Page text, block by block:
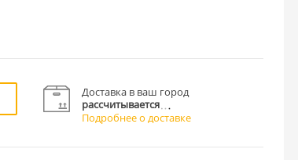
Доставка в ваш город
рассчитывается
Подробнее о доставке